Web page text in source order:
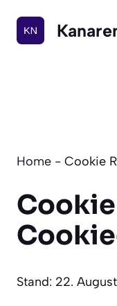
Inhalt
springen
Home - Cookie
Stand: 22.